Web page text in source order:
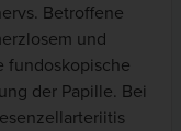
Betroffene
und
fundoskopische
der Papille. Bei